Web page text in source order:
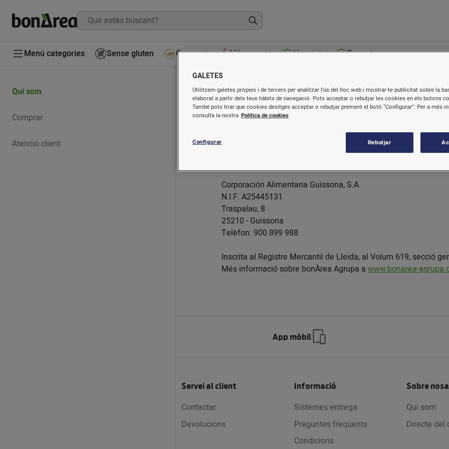
Menú categories Sense gluten Gourmet Més venuts Novetats Receptes
Qui som
Comprar
Atenció client
Qui som
Agropecuària de Guissona, S.C.L. i Corporació Alimentària
productors carnis des de les finques i granges d'arreu del
de tot el procés productiu permet la millor qualitat (amb la
Les dades d'identificació del responsable de la botiga online
Corporación Alimentaria Guissona, S.A.
N.I.F: A25445131
Traspalau, 8
25210 - Guissona
Telèfon: 900 899 988
Inscrita al Registre Mercantil de Lleida, al Volum 619, secció
Més informació sobre bonÀrea Agrupa a www.bonarea-
App mòbil
Servei al client
Contactar
Devolucions
Informació
Sistemes entrega
Preguntes freqüents
Condicions
Sobre
Qui som
Directe del
GALETES
Utilitzem galetes pròpies i de tercers per analitzar l’ús del lloc web i mostrar-te publicitat sobre la
elaborat a partir dels teus hàbits de navegació. Pots acceptar o rebutjar les cookies en els botons
També pots triar que cookies desitges acceptar o rebutjar prement el botó “Configurar”. Per a més
consulta la nostra Política de cookies
Configurar Rebutjar